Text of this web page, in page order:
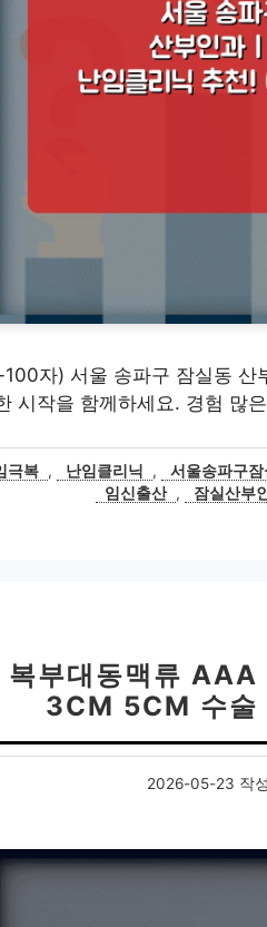
자) 서울 송파구 잠실동 산
시작을 함께하세요. 경험 많
극복 , 난임클리닉 , 서울송파구
임신출산 , 잠실산부
복부대동맥류
3CM 5CM 수술
2026-05-23 작